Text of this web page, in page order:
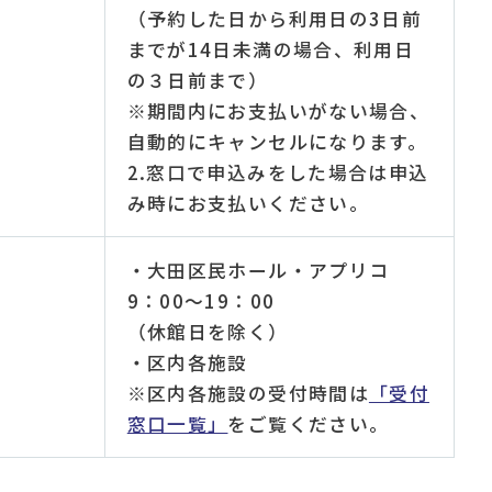
（予約した日から利用日の3日前
までが14日未満の場合、利用日
の３日前まで）
※期間内にお支払いがない場合、
自動的にキャンセルになります。
2.窓口で申込みをした場合は申込
み時にお支払いください。
・大田区民ホール・アプリコ
9：00～19：00
（休館日を除く）
・区内各施設
※区内各施設の受付時間は 「受付
窓口一覧」 をご覧ください。